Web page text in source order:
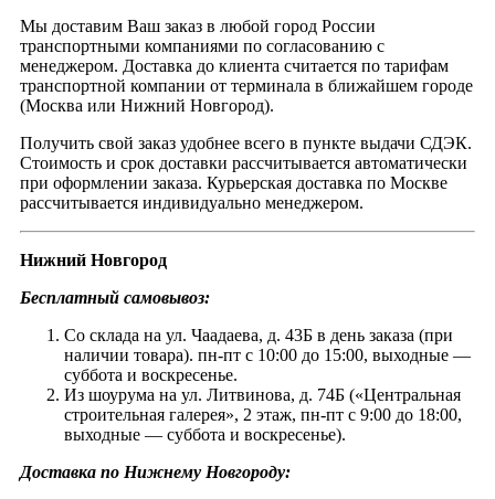
Мы доставим Ваш заказ в любой город России
транспортными компаниями по согласованию с
менеджером. Доставка до клиента считается по тарифам
транспортной компании от терминала в ближайшем городе
(Москва или Нижний Новгород).
Получить свой заказ удобнее всего в пункте выдачи СДЭК.
Стоимость и срок доставки рассчитывается автоматически
при оформлении заказа. Курьерская доставка по Москве
рассчитывается индивидуально менеджером.
Нижний Новгород
Бесплатный самовывоз:
Со склада на ул. Чаадаева, д. 43Б в день заказа (при
наличии товара). пн-пт с 10:00 до 15:00, выходные —
суббота и воскресенье.
Из шоурума на ул. Литвинова, д. 74Б («Центральная
строительная галерея», 2 этаж, пн-пт с 9:00 до 18:00,
выходные — суббота и воскресенье).
Доставка по Нижнему Новгороду: